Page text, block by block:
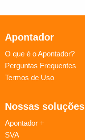
Apontador
O que é o Apontador?
Perguntas Frequentes
Termos de Uso
Nossas soluções
Apontador +
SVA